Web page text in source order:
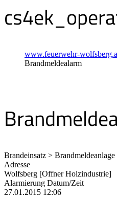
www.feuerwehr-
Brandmeldealarm
Brandeinsatz > Brandmeldeanlage
Adresse
Wolfsberg [Offner Holzindustrie]
Alarmierung Datum/Zeit
27.01.2015 12:06